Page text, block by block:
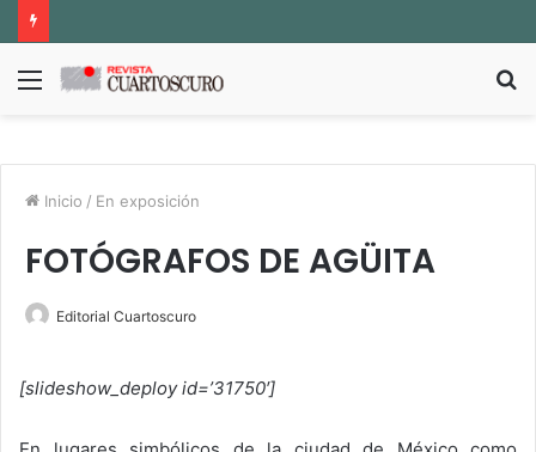
Menú
Inicio / En exposición
FOTÓGRAFOS DE AGÜITA
Editorial Cuartoscuro
[slideshow_deploy id=’31750′]